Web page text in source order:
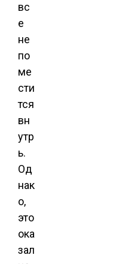
вс
е
не
по
ме
сти
тся
вн
утр
ь.
Од
нак
о,
это
ока
зал